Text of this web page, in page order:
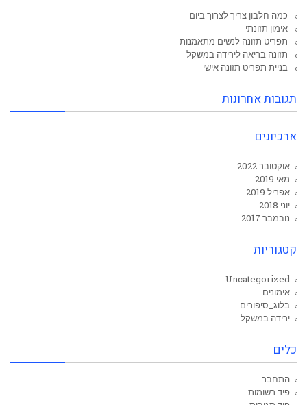
כמה חלבון צריך לצרוך ביום
אימון תזונתי
תפריט תזונה לנשים מתאמנות
תזונה בריאה לירידה במשקל
בניית תפריט תזונה אישי
תגובות אחרונות
ארכיונים
אוקטובר 2022
מאי 2019
אפריל 2019
יוני 2018
נובמבר 2017
קטגוריות
Uncategorized
אימונים
בלוג_סיפורים
ירידה במשקל
כלים
התחבר
פיד רשומות